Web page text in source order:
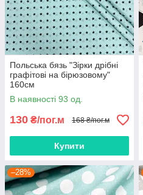
Польська бязь "Зірки дрібні
графітові на бірюзовому"
160см
В наявності 93 од.
130 ₴/пог.м 168 ₴/пог.м
Купити
–28%